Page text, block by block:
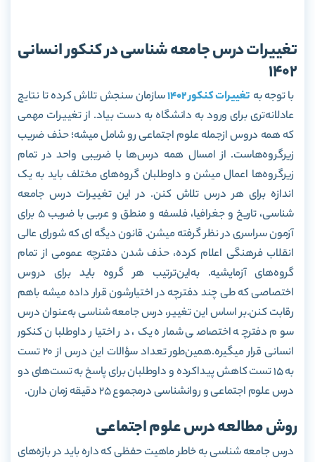
تغییرات درس جامعه شناسی در کنکور انسانی
1402
با توجه به تغییرات کنکور 1402
سازمان سنجش تلاش کرده تا نتایج
عادلانه‌تری برای ورود به دانشگاه به دست بیاد. از تغییرات مهمی
که همه دروس ازجمله علوم اجتماعی رو شامل میشه؛ حذف ضریب
زیرگروه‌هاست. از امسال همه درس‌ها با ضریبی واحد در تمام
زیرگروه‌ها اعمال میشن و داوطلبان گروه‌های مختلف باید به یک
اندازه برای هر درس تلاش کنن. در این تغییرات درس جامعه
شناسی، تاریخ و جغرافیا، فلسفه و منطق و عربی با ضریب 5 برای
آزمون سراسری در نظر گرفته میشن. قانون دیگه ای که شورای عالی
انقلاب فرهنگی اعلام کرده، حذف شدن دفترچه عمومی از تمام
گروه‌های آزمایشیه. به‌این‌ترتیب هر گروه باید برای دروس
اختصاصی که طی چند دفترچه در اختیارشون قرار داده میشه باهم
رقابت کنن.بر اساس این تغییر، درس جامعه شناسی به‌عنوان درس
سوم دفترچه اختصاصی شماره یک، در اختیار داوطلبان کنکور
انسانی قرار میگیره.همین‌طور تعداد سؤالات این درس از 20 تست
به 15 تست کاهش پیداکرده و داوطلبان برای پاسخ به تست‌های دو
درس علوم اجتماعی و روانشناسی درمجموع 25 دقیقه زمان دارن.
روش مطالعه درس علوم اجتماعی
درس جامعه شناسی به خاطر ماهیت حفظی که داره باید در بازه‌های